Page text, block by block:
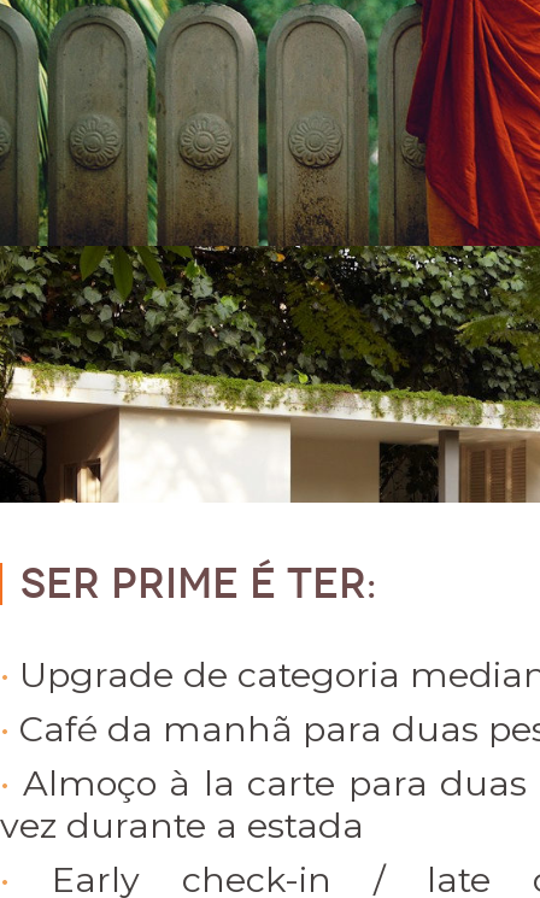
Ser PRIME é ter:
Upgrade de categoria
Café da manhã para duas
Almoço à la carte para duas
vez durante a estada
Early check-in / late